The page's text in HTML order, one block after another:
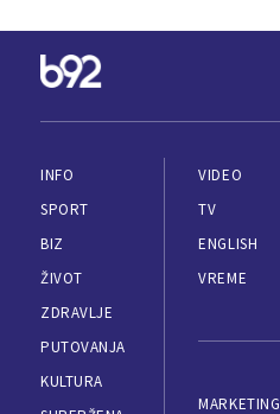
INFO
SPORT
BIZ
ŽIVOT
ZDRAVLJE
PUTOVANJA
KULTURA
VIDEO
TV
ENGLISH
VREME
MARKETING